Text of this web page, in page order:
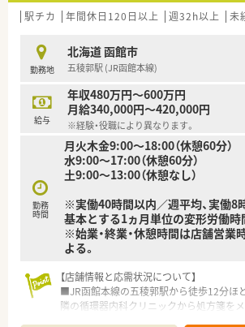
駅チカ 年間休日120日以上 週32h以上 未
勤務地
北海道 函館市
五稜郭駅 (JR函館本線)
給与
年収480万円～600万円
月給340,000円～420,000円
※経験・役職により異なります。
勤務
時間
月火木金9:00～18:00（休憩60分）
水9:00～17:00（休憩60分）
土9:00～13:00（休憩なし）
※実働40時間以内／週平均、実働8
基本とする1ヵ月単位の変形労働時
※始業・終業・休憩時間は店舗営業
よる。
【店舗情報と応需状況について】
■JR函館本線の五稜郭駅から徒歩12分ほ
隣の循環器内科クリニックから処方箋を